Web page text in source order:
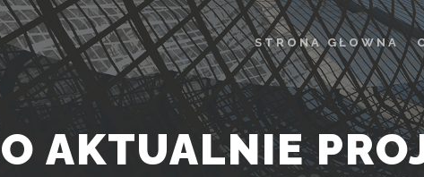
STRONA GŁOWNA
AKTUALNIE